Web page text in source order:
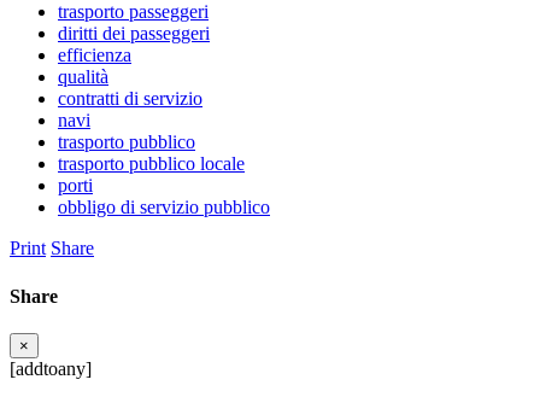
trasporto passeggeri
diritti dei passeggeri
efficienza
qualità
contratti di servizio
navi
trasporto pubblico
trasporto pubblico locale
porti
obbligo di servizio pubblico
Print Share
Share
×
[addtoany]